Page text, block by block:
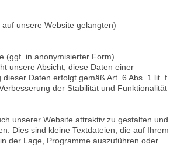
unsere Website gelangten)
(ggf. in anonymisierter Form)
unsere Absicht, diese Daten einer
Daten erfolgt gemäß Art. 6 Abs. 1 lit. f
der Stabilität und Funktionalität
unserer Website attraktiv zu gestalten und
Dies sind kleine Textdateien, die auf Ihrem
der Lage, Programme auszuführen oder